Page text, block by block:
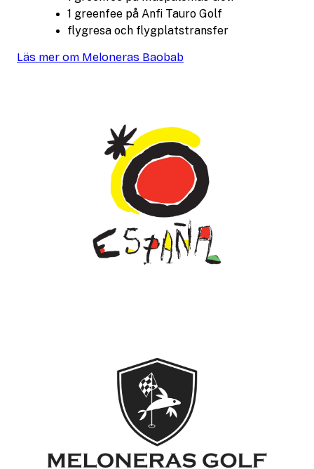
1 greenfee på Anfi Tauro Golf
flygresa och flygplatstransfer
Läs mer om Meloneras Baobab